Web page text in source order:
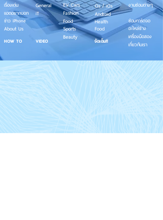
EV Cars
Fashion
Food
Sports
Beauty
Os / iOs
Android
Health
Food
งานซ่อมต่างๆ
ซ่อมการ์ดจอ
อะไหล่ช่าง
เครื่องมือสอง
เกี่ยวกับเรา
General
iT
เรื่องเด่น
แอดอยากบอก
About Us
ข่าว iPhone
จัดเต็ม!!
HOW TO VIDEO